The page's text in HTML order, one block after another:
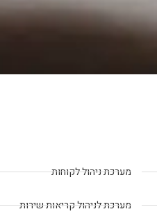
מערכת ניהול לקוחות
מערכת לניהול קריאות שירות